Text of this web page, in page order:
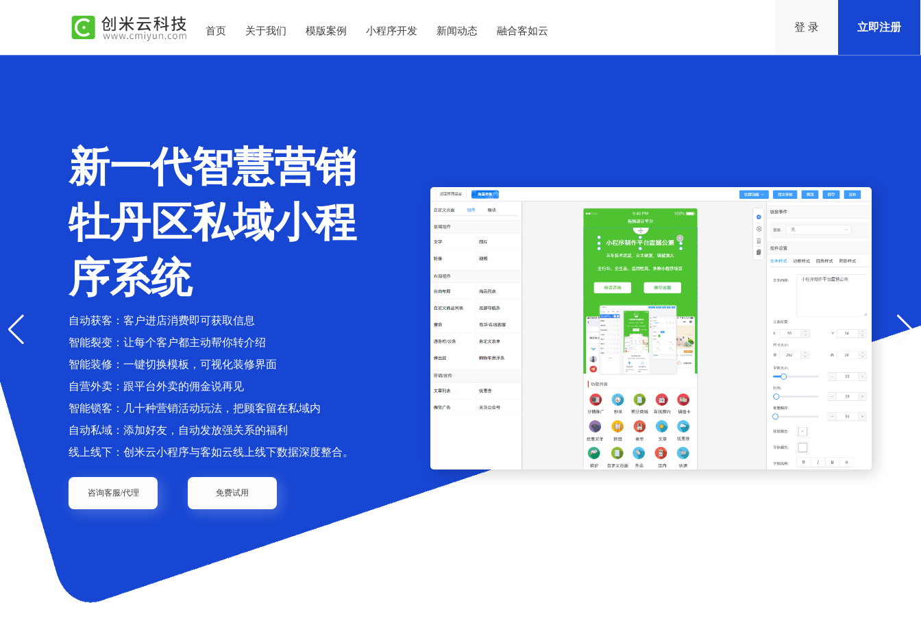
首页 关于我们 模版案例 小程序开发 新闻动态 融合客如云 登 录 立即注册
新一代智慧营销
牡丹区私域小程
序系统
自动获客：客户进店消费即可获取信息
智能裂变：让每个客户都主动帮你转介绍
智能装修：一键切换模板，可视化装修界面
自营外卖：跟平台外卖的佣金说再见
智能锁客：几十种营销活动玩法，把顾客留在私域内
自动私域：添加好友，自动发放强关系的福利
线上线下：创米云小程序与客如云线上线下数据深度整合。
咨询客服/代理 免费试用